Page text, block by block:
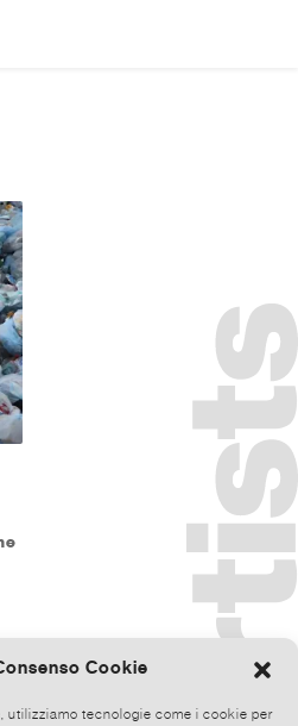
Cookie
utilizziamo tecnologie come i cookie per